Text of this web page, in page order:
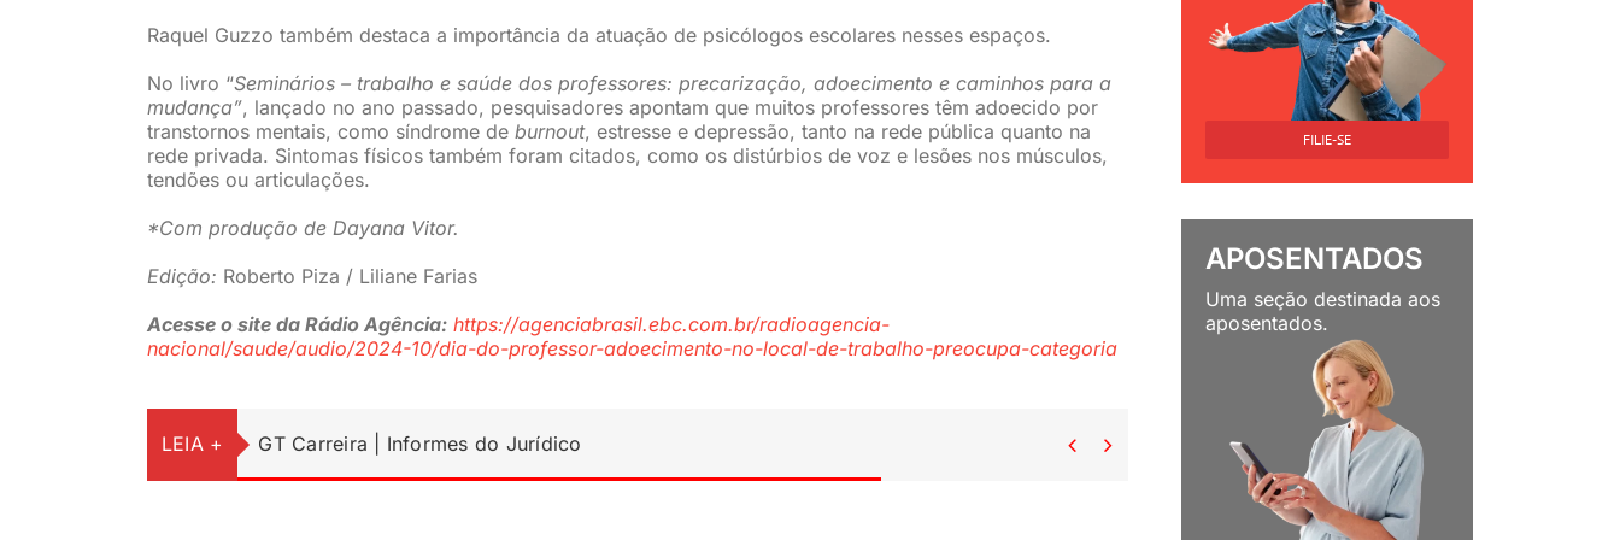
Raquel Guzzo também destaca a importância da atuação de psicólogos escolares nesses espaços.
No livro “Seminários – trabalho e saúde dos professores: precarização, adoecimento e caminhos para a
mudança”, lançado no ano passado, pesquisadores apontam que muitos professores têm adoecido por
transtornos mentais, como síndrome de burnout, estresse e depressão, tanto na rede pública quanto na
rede privada. Sintomas físicos também foram citados, como os distúrbios de voz e lesões nos músculos,
tendões ou articulações.
*Com produção de Dayana Vitor.
Edição: Roberto Piza / Liliane Farias
Acesse o site da Rádio Agência: https://agenciabrasil.ebc.com.br/radioagencia-
nacional/saude/audio/2024-10/dia-do-professor-adoecimento-no-local-de-trabalho-preocupa-categoria
LEIA + GT Carreira | Informes do Jurídico  
FILIE-SE
APOSENTADOS
Uma seção destinada aos
aposentados.